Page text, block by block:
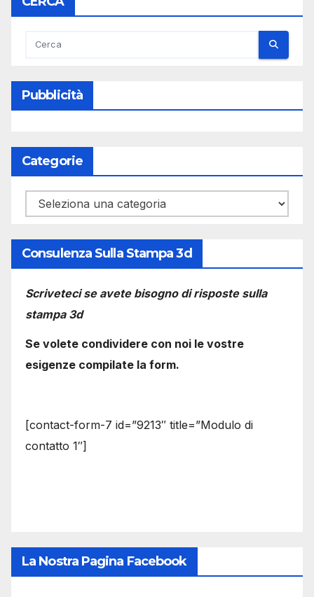
Pubblicità
Categorie
Categorie
Consulenza Sulla Stampa 3d
Scriveteci se avete bisogno di risposte sulla
stampa 3d
Se volete condividere con noi le vostre
esigenze compilate la form.
[contact-form-7 id=”9213″ title=”Modulo di
contatto 1″]
La Nostra Pagina Facebook